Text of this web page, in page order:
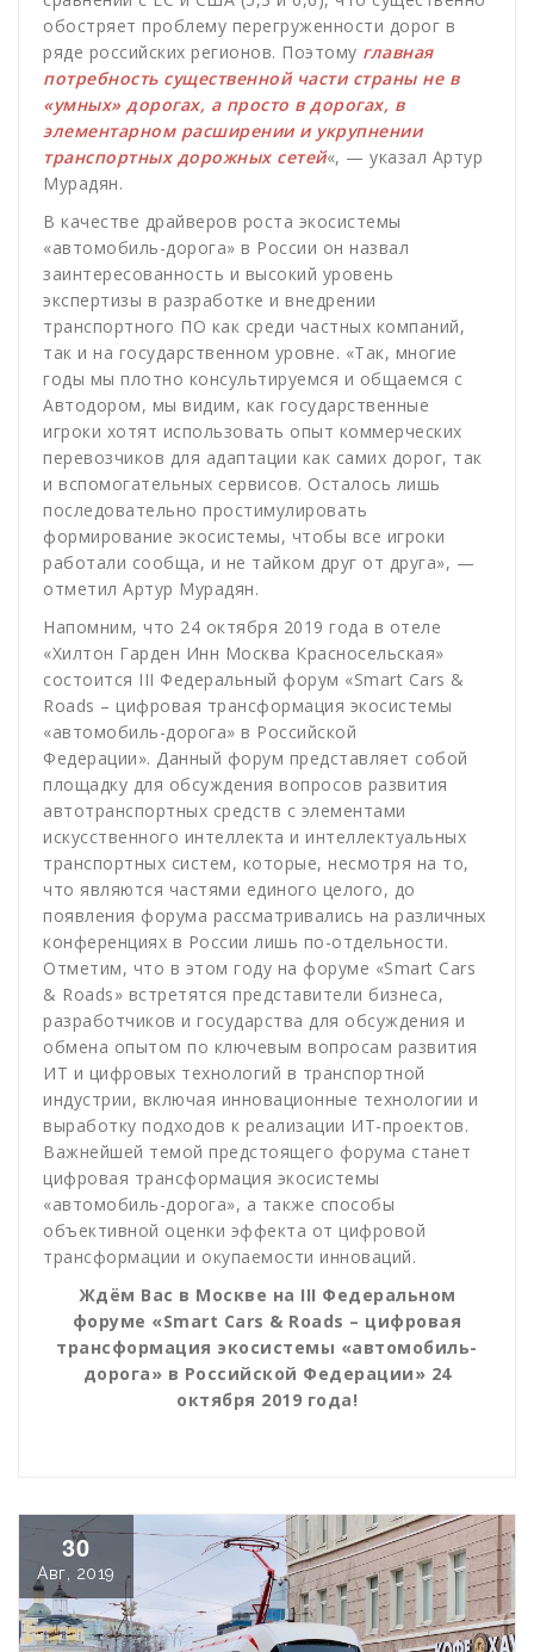
обостряет проблему перегруженности дорог в
ряде российских регионов. Поэтому главная
потребность существенной части страны не в
«умных» дорогах, а просто в дорогах, в
элементарном расширении и укрупнении
транспортных дорожных сетей«, — указал Артур
Мурадян.
В качестве драйверов роста экосистемы
«автомобиль-дорога» в России он назвал
заинтересованность и высокий уровень
экспертизы в разработке и внедрении
транспортного ПО как среди частных компаний,
так и на государственном уровне. «Так, многие
годы мы плотно консультируемся и общаемся с
Автодором, мы видим, как государственные
игроки хотят использовать опыт коммерческих
перевозчиков для адаптации как самих дорог, так
и вспомогательных сервисов. Осталось лишь
последовательно простимулировать
формирование экосистемы, чтобы все игроки
работали сообща, и не тайком друг от друга», —
отметил Артур Мурадян.
Напомним, что 24 октября 2019 года в отеле
«Хилтон Гарден Инн Москва Красносельская»
состоится III Федеральный форум «Smart Cars &
Roads – цифровая трансформация экосистемы
«автомобиль-дорога» в Российской
Федерации». Данный форум представляет собой
площадку для обсуждения вопросов развития
автотранспортных средств с элементами
искусственного интеллекта и интеллектуальных
транспортных систем, которые, несмотря на то,
что являются частями единого целого, до
появления форума рассматривались на различных
конференциях в России лишь по-отдельности.
Отметим, что в этом году на форуме «Smart Cars
& Roads» встретятся представители бизнеса,
разработчиков и государства для обсуждения и
обмена опытом по ключевым вопросам развития
ИТ и цифровых технологий в транспортной
индустрии, включая инновационные технологии и
выработку подходов к реализации ИТ-проектов.
Важнейшей темой предстоящего форума станет
цифровая трансформация экосистемы
«автомобиль-дорога», а также способы
объективной оценки эффекта от цифровой
трансформации и окупаемости инноваций.
Ждём Вас в Москве на III Федеральном
форуме «Smart Cars & Roads – цифровая
трансформация экосистемы «автомобиль-
дорога» в Российской Федерации» 24
октября 2019 года!
30
Авг, 2019